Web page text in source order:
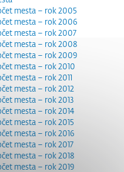
mesta – rok 2005
mesta – rok 2006
mesta – rok 2007
mesta – rok 2008
mesta – rok 2009
mesta – rok 2010
mesta – rok 2011
mesta – rok 2012
mesta – rok 2013
mesta – rok 2014
mesta – rok 2015
mesta – rok 2016
mesta – rok 2017
mesta – rok 2018
mesta – rok 2019